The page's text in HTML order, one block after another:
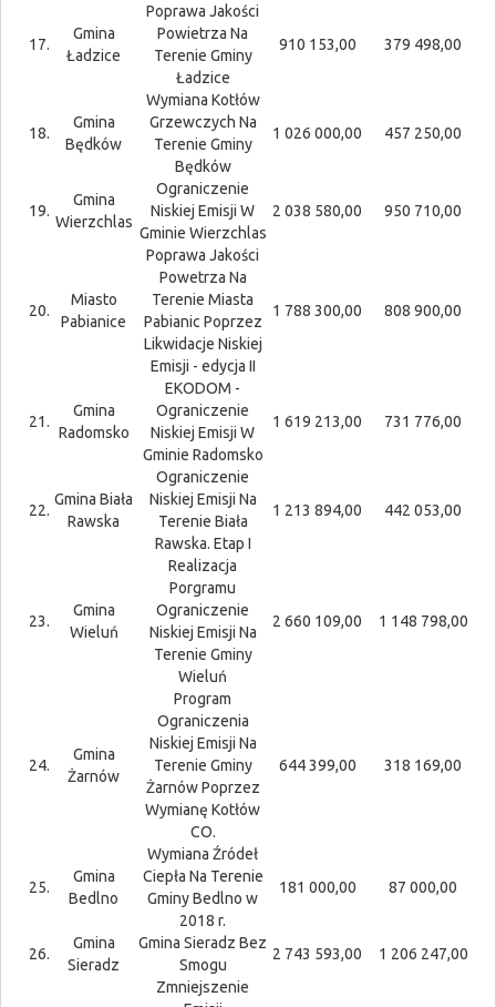
17.
Gmina
Ładzice
Poprawa Jakości
Powietrza Na
Terenie Gminy
Ładzice
910 153,00 379 498,00
18.
Gmina
Będków
Wymiana Kotłów
Grzewczych Na
Terenie Gminy
Będków
1 026 000,00 457 250,00
19.
Gmina
Wierzchlas
Ograniczenie
Niskiej Emisji W
Gminie Wierzchlas
2 038 580,00 950 710,00
20.
Miasto
Pabianice
Poprawa Jakości
Powetrza Na
Terenie Miasta
Pabianic Poprzez
Likwidacje Niskiej
Emisji - edycja II
1 788 300,00 808 900,00
21.
Gmina
Radomsko
EKODOM -
Ograniczenie
Niskiej Emisji W
Gminie Radomsko
1 619 213,00 731 776,00
22.
Gmina Biała
Rawska
Ograniczenie
Niskiej Emisji Na
Terenie Biała
Rawska. Etap I
1 213 894,00 442 053,00
23.
Gmina
Wieluń
Realizacja
Porgramu
Ograniczenie
Niskiej Emisji Na
Terenie Gminy
Wieluń
2 660 109,00 1 148 798,00
24.
Gmina
Żarnów
Program
Ograniczenia
Niskiej Emisji Na
Terenie Gminy
Żarnów Poprzez
Wymianę Kotłów
CO.
644 399,00 318 169,00
25.
Gmina
Bedlno
Wymiana Źródeł
Ciepła Na Terenie
Gminy Bedlno w
2018 r.
181 000,00 87 000,00
26.
Gmina
Sieradz
Gmina Sieradz Bez
Smogu
2 743 593,00
1 206 247,00
Zmniejszenie